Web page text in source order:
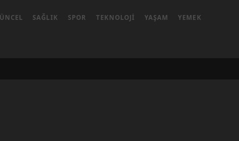
SAĞLIK SPOR TEKNOLOJI YAŞAM YEMEK